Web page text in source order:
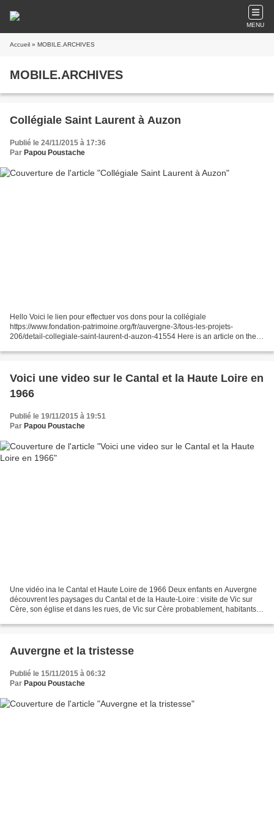
MENU
Accueil » MOBILE.ARCHIVES
MOBILE.ARCHIVES
Collégiale Saint Laurent à Auzon
Publié le 24/11/2015 à 17:36
Par Papou Poustache
Hello Voici le lien pour effectuer vos dons pour la collégiale
https://www.fondation-patrimoine.org/fr/auvergne-3/tous-les-projets-
206/detail-collegiale-saint-laurent-d-auzon-41554 Here is an article on the
Voici une video sur le Cantal et la Haute Loire en
1966
Publié le 19/11/2015 à 19:51
Par Papou Poustache
Une vidéo ina le Cantal et Haute Loire de 1966 Deux enfants en Auvergne
découvrent les paysages du Cantal et de la Haute-Loire : visite de Vic sur
Cère, son église et dans les rues, de Vic sur Cère probablement, habitants
Auvergne et la tristesse
Publié le 15/11/2015 à 06:32
Par Papou Poustache